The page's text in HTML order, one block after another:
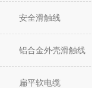
安全滑触线
铝合金外壳滑触线
扁平软电缆